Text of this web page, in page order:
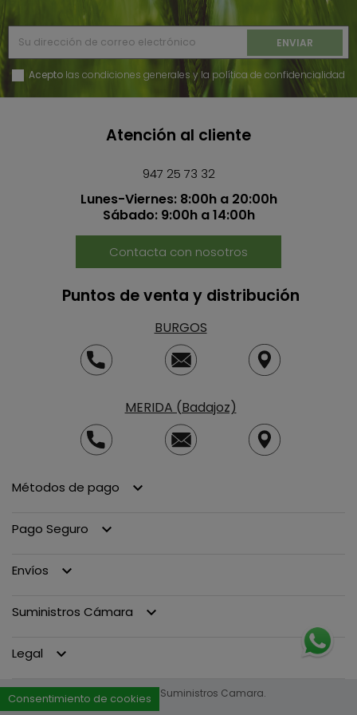
Acepto las condiciones generales y la política de confidencialidad
Atención al cliente
947 25 73 32
Lunes-Viernes: 8:00h a 20:00h
Sábado: 9:00h a 14:00h
Contacta con nosotros
Puntos de venta y distribución
BURGOS
MERIDA (Badajoz)
Métodos de pago keyboard_arrow_down
Pago Seguro keyboard_arrow_down
Envíos keyboard_arrow_down
Suministros Cámara keyboard_arrow_down
Legal keyboard_arrow_down
© 2013 - 2026 Suministros Camara.
Consentimiento de cookies